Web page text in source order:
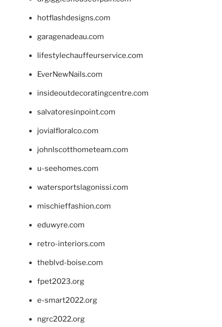
hotflashdesigns.com
garagenadeau.com
lifestylechauffeurservice.com
EverNewNails.com
insideoutdecoratingcentre.com
salvatoresinpoint.com
jovialfloralco.com
johnlscotthometeam.com
u-seehomes.com
watersportslagonissi.com
mischieffashion.com
eduwyre.com
retro-interiors.com
theblvd-boise.com
fpet2023.org
e-smart2022.org
ngrc2022.org